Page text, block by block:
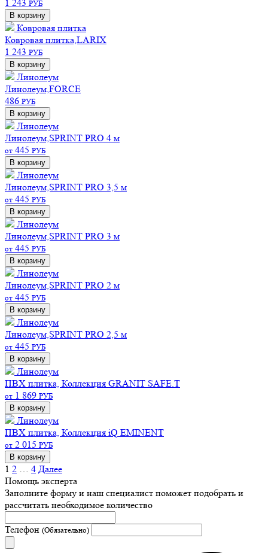
1 243 РУБ
В корзину
Ковровая плитка
Ковровая плитка,LARIX
1 243 РУБ
В корзину
Линолеум
Линолеум,FORCE
486 РУБ
В корзину
Линолеум
Линолеум,SPRINT PRO 4 м
от 445 РУБ
В корзину
Линолеум
Линолеум,SPRINT PRO 3,5 м
от 445 РУБ
В корзину
Линолеум
Линолеум,SPRINT PRO 3 м
от 445 РУБ
В корзину
Линолеум
Линолеум,SPRINT PRO 2 м
от 445 РУБ
В корзину
Линолеум
Линолеум,SPRINT PRO 2,5 м
от 445 РУБ
В корзину
Линолеум
ПВХ плитка, Коллекция GRANIT SAFE.T
от 1 869 РУБ
В корзину
Линолеум
ПВХ плитка, Коллекция iQ EMINENT
от 2 015 РУБ
В корзину
1 2 … 4 Далее
Помощь эксперта
Заполните форму и наш специалист поможет подобрать и
рассчитать необходимое количество
Телефон (Обязательно)